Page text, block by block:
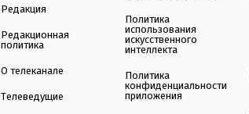
Редакция
Редакционная
политика
О телеканале
Телеведущие
Политика
использования
искусственного
интеллекта
Политика
конфиденциальности
приложения